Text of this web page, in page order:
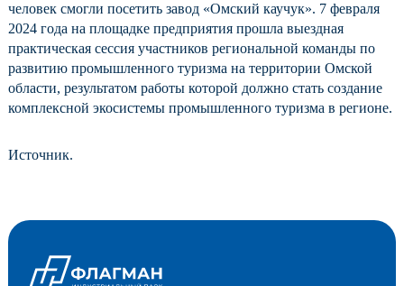
человек смогли посетить завод «Омский каучук». 7 февраля
2024 года на площадке предприятия прошла выездная
практическая сессия участников региональной команды по
развитию промышленного туризма на территории Омской
области, результатом работы которой должно стать создание
комплексной экосистемы промышленного туризма в регионе.
Источник.